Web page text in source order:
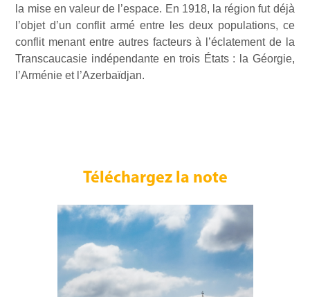
la mise en valeur de l’espace. En 1918, la région fut déjà
l’objet d’un conflit armé entre les deux populations, ce
conflit menant entre autres facteurs à l’éclatement de la
Transcaucasie indépendante en trois États : la Géorgie,
l’Arménie et l’Azerbaïdjan.
Téléchargez la note